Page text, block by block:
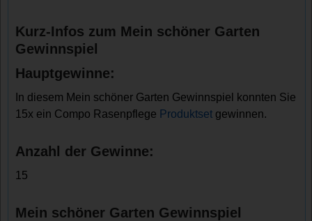
Kurz-Infos zum Mein schöner Garten
Gewinnspiel
Hauptgewinne:
In diesem Mein schöner Garten Gewinnspiel konnten Sie
15x ein Compo Rasenpflege Produktset gewinnen.
Anzahl der Gewinne:
15
Mein schöner Garten Gewinnspiel